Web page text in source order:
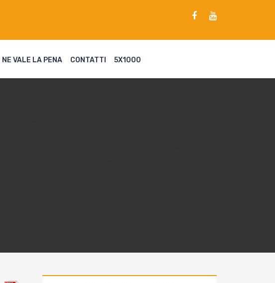
NE VALE LA PENA CONTATTI 5X1000